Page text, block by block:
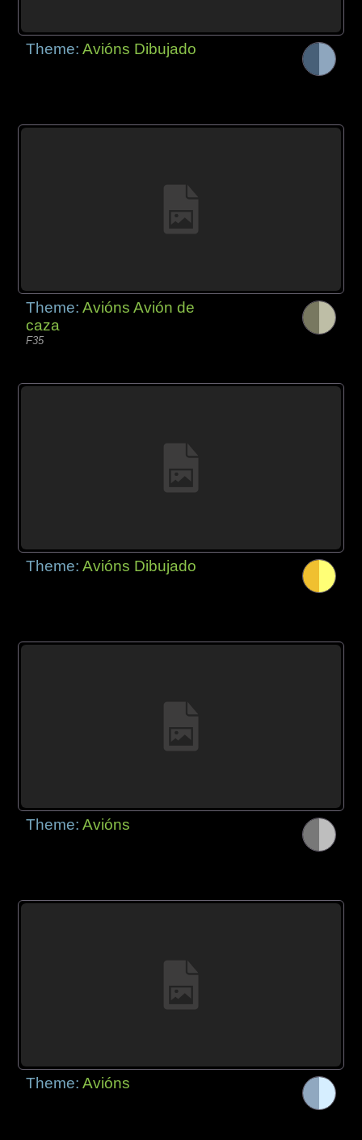
Theme:Avións Dibujado
Theme:Avións Avión de
caza
F35
Theme:Avións Dibujado
Theme:Avións
Theme:Avións